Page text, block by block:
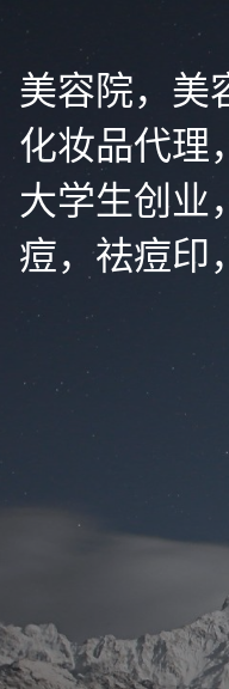
美容院，美
化妆品代理
大学生创业
痘，祛痘印